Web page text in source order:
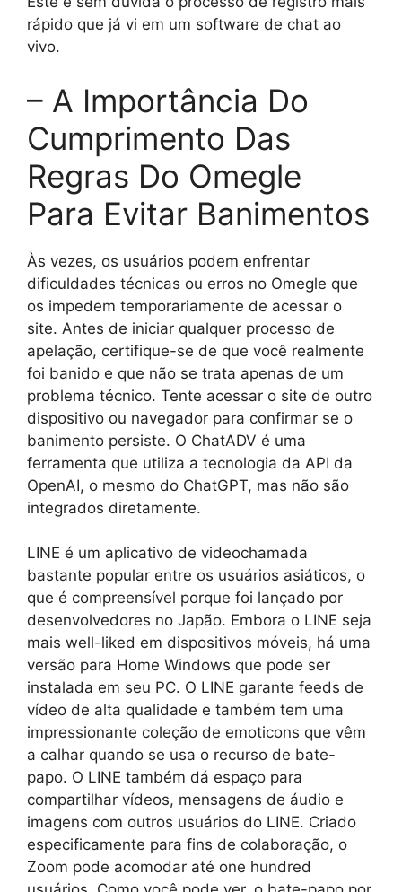
rápido que já vi em um software de chat ao
vivo.
– A Importância Do
Cumprimento Das
Regras Do Omegle
Para Evitar Banimentos
Às vezes, os usuários podem enfrentar
dificuldades técnicas ou erros no Omegle que
os impedem temporariamente de acessar o
site. Antes de iniciar qualquer processo de
apelação, certifique-se de que você realmente
foi banido e que não se trata apenas de um
problema técnico. Tente acessar o site de outro
dispositivo ⁣ou navegador para confirmar se o
banimento persiste. O ChatADV é uma
ferramenta que utiliza a tecnologia da API da
OpenAI, o mesmo do ChatGPT, mas não são
integrados diretamente.
LINE é um aplicativo de videochamada
bastante popular entre os usuários asiáticos, o
que é compreensível porque foi lançado por
desenvolvedores no Japão. Embora o LINE seja
mais well-liked em dispositivos móveis, há uma
versão para Home Windows que pode ser
instalada em seu PC. O LINE garante feeds de
vídeo de alta qualidade e também tem uma
impressionante coleção de emoticons que vêm
a calhar quando se usa o recurso de bate-
papo. O LINE também dá espaço para
compartilhar vídeos, mensagens de áudio e
imagens com outros usuários do LINE. Criado
especificamente para fins de colaboração, o
Zoom pode acomodar até one hundred